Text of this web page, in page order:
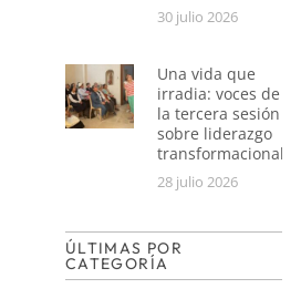
30 julio 2026
Una vida que
irradia: voces de
la tercera sesión
sobre liderazgo
transformacional
28 julio 2026
ÚLTIMAS POR
CATEGORÍA